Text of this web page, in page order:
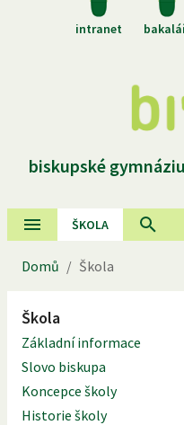
intranet
biskupské
ŠKOLA
Domů / Škola
Škola
Základní informace
Slovo biskupa
Koncepce školy
Historie školy